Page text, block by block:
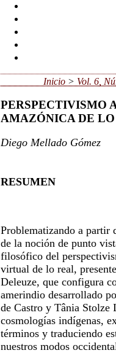
Inicio > Vol. 6,
PERSPECTIVISMO
AMAZÓNICA DE
Diego Mellado Gómez
RESUMEN
Problematizando a partir
de la noción de punto
filosófico del
virtual de lo real,
Deleuze, que configura
amerindio desarrollado
de Castro y Tânia Stolze
cosmologías indígenas,
términos y traduciendo
nuestros modos